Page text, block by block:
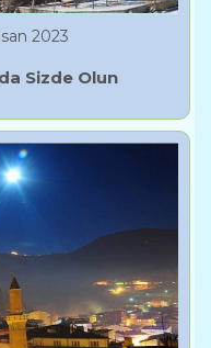
2023
Sizde Olun